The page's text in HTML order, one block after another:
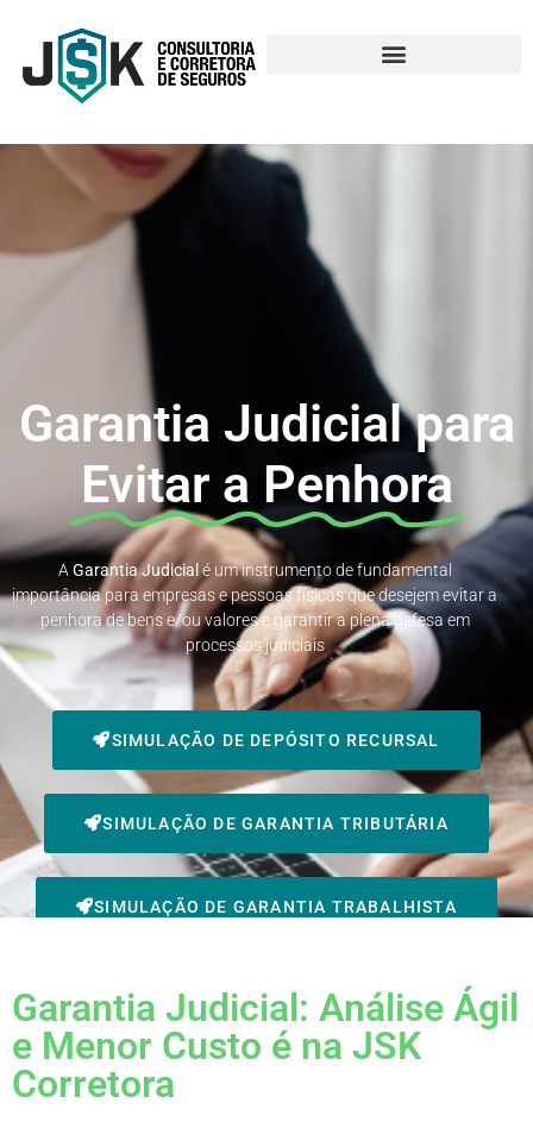
Garantia Judicial para
Evitar a Penhora
A GarantiaJudicialé um instrumento de fundamental
importância para empresas e pessoas físicas que desejem evitar a
penhora de bens e/ou valores e garantir a plena defesa em
processos judiciais
SIMULAÇÃO DE DEPÓSITO RECURSAL
SIMULAÇÃO DE GARANTIA TRIBUTÁRIA
SIMULAÇÃO DE GARANTIA TRABALHISTA
Garantia Judicial: Análise Ágil
e Menor Custo é na JSK
Corretora